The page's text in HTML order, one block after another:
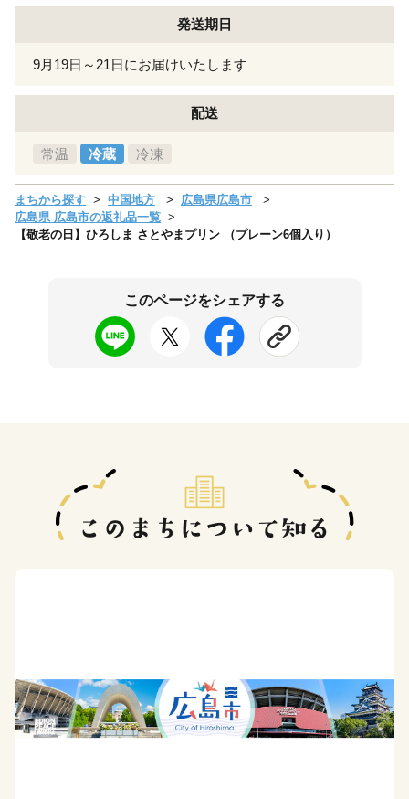
発送期日
9月19日～21日にお届けいたします
配送
常温 冷蔵 冷凍
まちから探す 中国地方
広島県広島市
広島県 広島市の返礼品一覧
【敬老の日】ひろしま さとやまプリン （プレーン6個入り）
このページをシェアする